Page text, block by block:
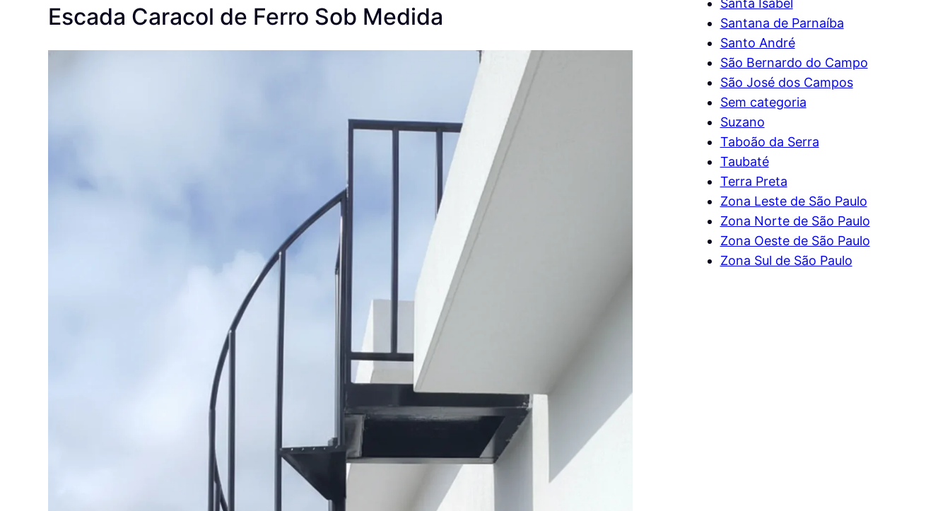
Escada Caracol de Ferro Sob Medida
Santa Isabel
Santana de Parnaíba
Santo André
São Bernardo do Campo
São José dos Campos
Sem categoria
Suzano
Taboão da Serra
Taubaté
Terra Preta
Zona Leste de São Paulo
Zona Norte de São Paulo
Zona Oeste de São Paulo
Zona Sul de São Paulo